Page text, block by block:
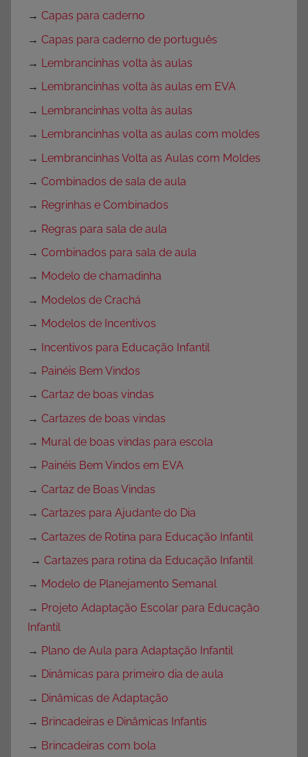
→ Capas para caderno
→ Capas para caderno de português
→ Lembrancinhas volta às aulas
→ Lembrancinhas volta às aulas em EVA
→ Lembrancinhas volta às aulas
→ Lembrancinhas volta as aulas com moldes
→ Lembrancinhas Volta as Aulas com Moldes
→ Combinados de sala de aula
→ Regrinhas e Combinados
→ Regras para sala de aula
→ Combinados para sala de aula
→ Modelo de chamadinha
→ Modelos de Crachá
→ Modelos de Incentivos
→ Incentivos para Educação Infantil
→ Painéis Bem Vindos
→ Cartaz de boas vindas
→ Cartazes de boas vindas
→ Mural de boas vindas para escola
→ Painéis Bem Vindos em EVA
→ Cartaz de Boas Vindas
→ Cartazes para Ajudante do Dia
→ Cartazes de Rotina para Educação Infantil
→ Cartazes para rotina da Educação Infantil
→ Modelo de Planejamento Semanal
→ Projeto Adaptação Escolar para Educação
Infantil
→ Plano de Aula para Adaptação Infantil
→ Dinâmicas para primeiro dia de aula
→ Dinâmicas de Adaptação
→ Brincadeiras e Dinâmicas Infantis
→ Brincadeiras com bola